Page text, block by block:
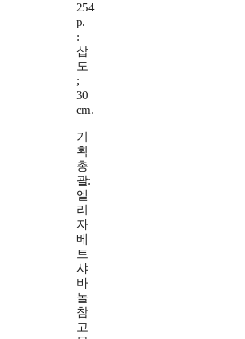
254
p.
:
삽
도
;
30
cm.
기
획
총
괄:
엘
리
자
베
트
샤
바
놀
참
고